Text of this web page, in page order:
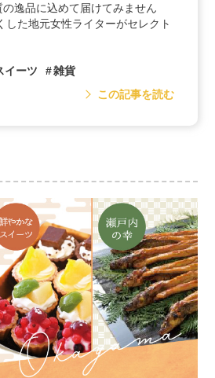
逸品に込めて届けてみません
した地元女性ライターがセレクト
イーツ
雑貨
この記事を読む